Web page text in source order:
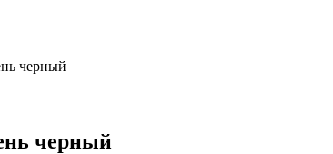
черный
черный